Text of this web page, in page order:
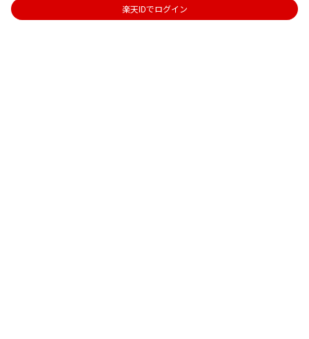
楽天IDでログイン